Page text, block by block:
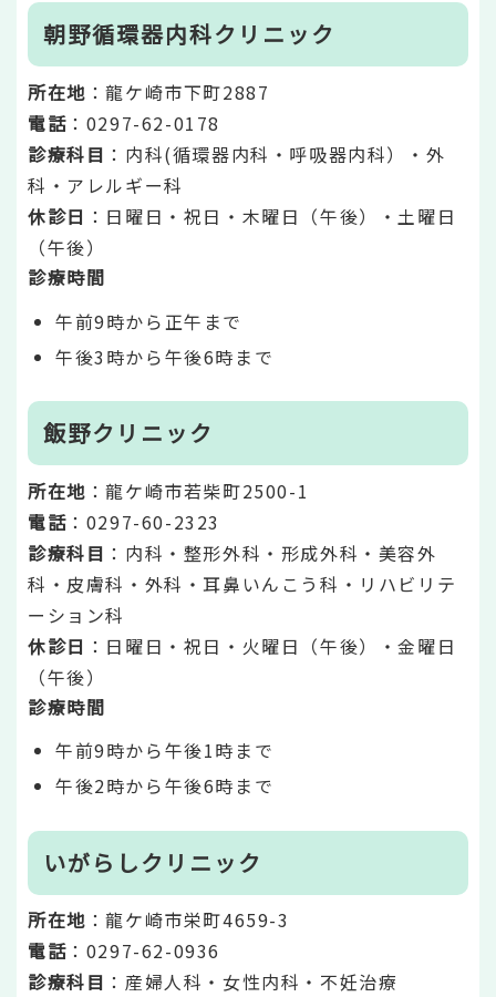
朝野循環器内科クリニック
所在地 ：龍ケ崎市下町2887
電話 ：0297-62-0178
診療科目 ：内科(循環器内科・呼吸器内科）・外
科・アレルギー科
休診日 ：日曜日・祝日・木曜日（午後）・土曜日
（午後）
診療時間
午前9時から正午まで
午後3時から午後6時まで
飯野クリニック
所在地 ：龍ケ崎市若柴町2500-1
電話 ：0297-60-2323
診療科目 ：内科・整形外科・形成外科・美容外
科・皮膚科・外科・耳鼻いんこう科・リハビリテ
ーション科
休診日 ：日曜日・祝日・火曜日（午後）・金曜日
（午後）
診療時間
午前9時から午後1時まで
午後2時から午後6時まで
いがらしクリニック
所在地 ：龍ケ崎市栄町4659-3
電話 ：0297-62-0936
診療科目 ：産婦人科・女性内科・不妊治療